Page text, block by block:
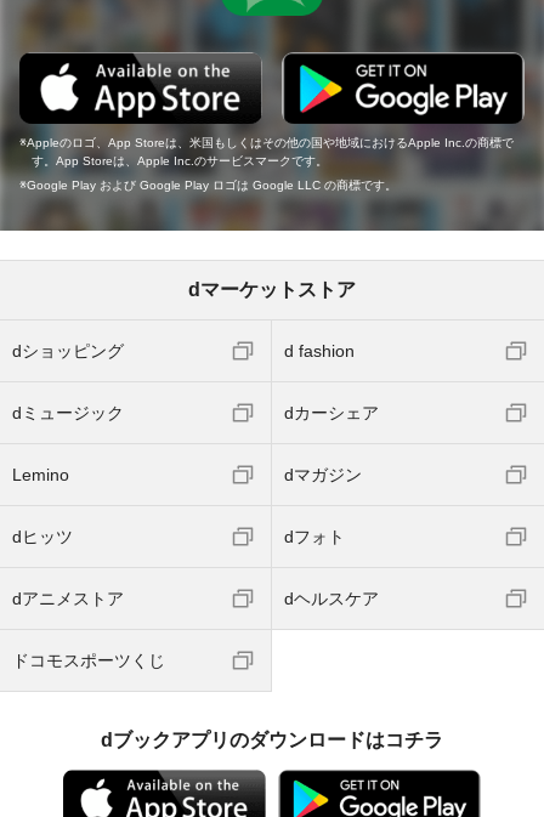
Appleのロゴ、App Storeは、米国もしくはその他の国や地域におけるApple Inc.の商標で
す。App Storeは、Apple Inc.のサービスマークです。
Google Play および Google Play ロゴは Google LLC の商標です。
dマーケットストア
dショッピング d fashion
dミュージック dカーシェア
Lemino dマガジン
dヒッツ dフォト
dアニメストア dヘルスケア
ドコモスポーツくじ
dブックアプリのダウンロードはコチラ